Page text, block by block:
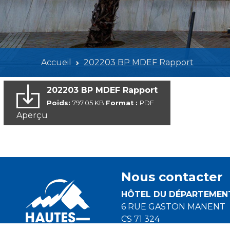
Accueil 202203 BP MDEF Rapport
202203 BP MDEF Rapport
Poids: 797.05 KB Format : PDF
Aperçu
Nous contacter
HÔTEL DU
6 RUE GASTON MANENT
CS 71 324